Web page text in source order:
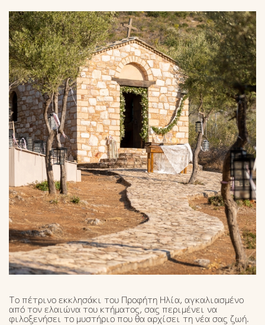
Το πέτρινο εκκλησάκι του Προφήτη Ηλία, αγκαλιασμένο
από τον ελαιώνα του κτήματος, σας περιμένει να
φιλοξενήσει το μυστήριο που θα αρχίσει τη νέα σας ζωή.